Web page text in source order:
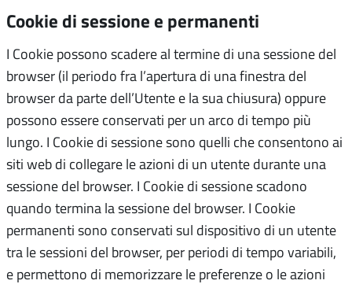
Cookie di sessione e permanenti
I Cookie possono scadere al termine di una sessione del
browser (il periodo fra l’apertura di una finestra del
browser da parte dell’Utente e la sua chiusura) oppure
possono essere conservati per un arco di tempo più
lungo. I Cookie di sessione sono quelli che consentono ai
siti web di collegare le azioni di un utente durante una
sessione del browser. I Cookie di sessione scadono
quando termina la sessione del browser. I Cookie
permanenti sono conservati sul dispositivo di un utente
tra le sessioni del browser, per periodi di tempo variabili,
e permettono di memorizzare le preferenze o le azioni